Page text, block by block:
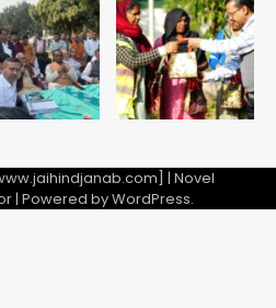
| Novel
| Powered byWordPress.